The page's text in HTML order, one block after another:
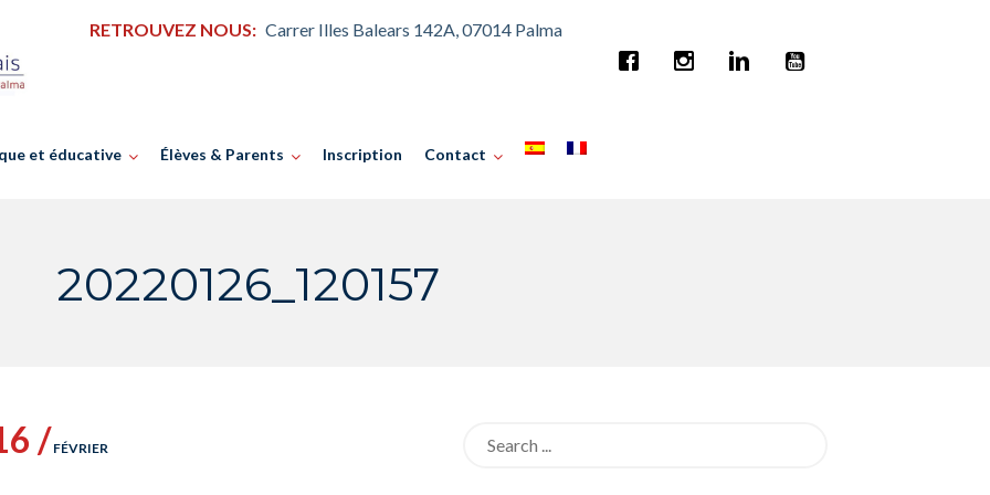
RETROUVEZ NOUS: Carrer Illes Balears 142A, 07014 Palma
et éducative Élèves & Parents Inscription Contact
20220126_120157
/ FÉVRIER